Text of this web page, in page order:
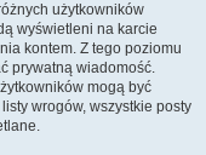
użytkowników
wyświetleni na karcie
kontem. Z tego poziomu
prywatną wiadomość.
mogą być
wrogów, wszystkie posty